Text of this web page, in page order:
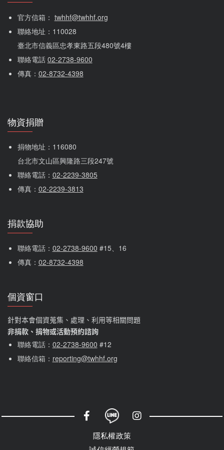
官方信箱： twhhf@twhhf.org
聯絡地址：110028
臺北市信義區忠孝東路五段480號4樓
聯絡電話 02-2738-9600
傳真： 02-8732-4398
物資捐贈
捐物地址：116080
台北市文山區興隆路三段247號
聯絡電話： 02-2239-3805
傳真： 02-2239-3813
捐款協助
聯絡電話： 02-2738-9600 #15、16
傳真： 02-8732-4398
個資窗口
針對本會個資蒐集、處理、利用等相關問題
非捐款、捐物或活動預約諮詢
聯絡電話： 02-2738-9600 #12
聯絡信箱： reporting@twhhf.org
社群選單
隱私權政策